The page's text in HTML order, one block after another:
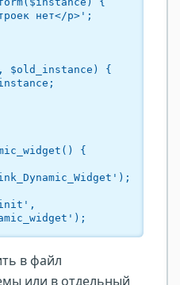
$old_instance) {
{
в файл
или в отдельный